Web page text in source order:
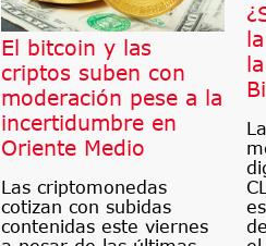
El bitcoin y las
criptos suben con
moderación pese a la
incertidumbre en
Oriente Medio
Las criptomonedas
cotizan con subidas
contenidas este viernes